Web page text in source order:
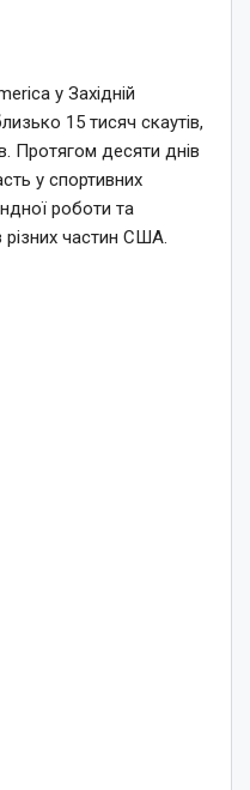
у Західній
15 тисяч скаутів,
Протягом десяти днів
у спортивних
роботи та
різних частин США.